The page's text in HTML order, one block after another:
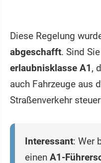
Diese Regelung
abgeschafft. Sind
erlaubnisklasse A1,
auch Fahrzeuge aus
Straßenverkehr
Interessant: Wer
einen A1-